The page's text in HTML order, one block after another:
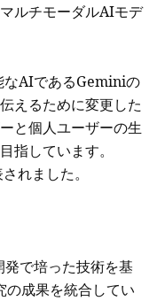
ルチモーダルAIモデ
なAIであるGeminiの
えるために変更した
と個人ユーザーの生
指しています。
れました。
で培った技術を基
成果を統合してい